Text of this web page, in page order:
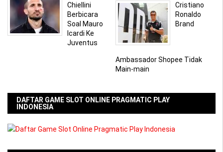
Chiellini
Berbicara
Soal Mauro
Icardi Ke
Juventus
Cristiano
Ronaldo
Brand
Ambassador Shopee Tidak
Main-main
DAFTAR GAME SLOT ONLINE PRAGMATIC PLAY
INDONESIA